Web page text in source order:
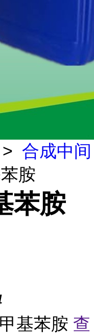
> 合成中间
胺
苯胺
基苯胺 查